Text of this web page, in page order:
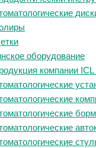
оборудование
компании ICL